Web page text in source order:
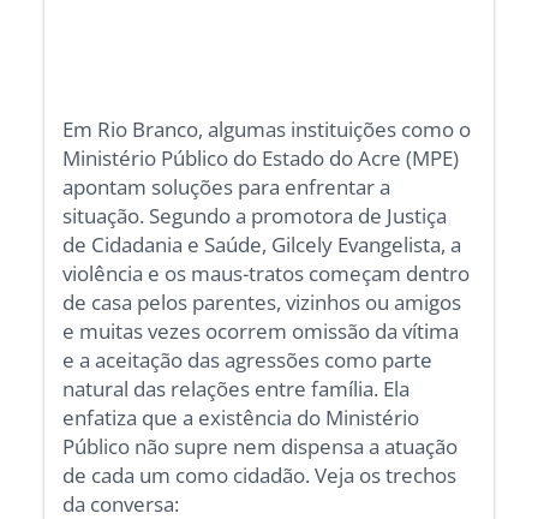
Em Rio Branco, algumas instituições como o
Ministério Público do Estado do Acre (MPE)
apontam soluções para enfrentar a
situação. Segundo a promotora de Justiça
de Cidadania e Saúde, Gilcely Evangelista, a
violência e os maus-tratos começam dentro
de casa pelos parentes, vizinhos ou amigos
e muitas vezes ocorrem omissão da vítima
e a aceitação das agressões como parte
natural das relações entre família. Ela
enfatiza que a existência do Ministério
Público não supre nem dispensa a atuação
de cada um como cidadão. Veja os trechos
da conversa: